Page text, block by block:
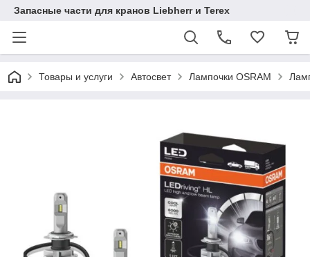
Запасные части для кранов Liebherr и Terex
Товары и услуги Автосвет Лампочки OSRAM